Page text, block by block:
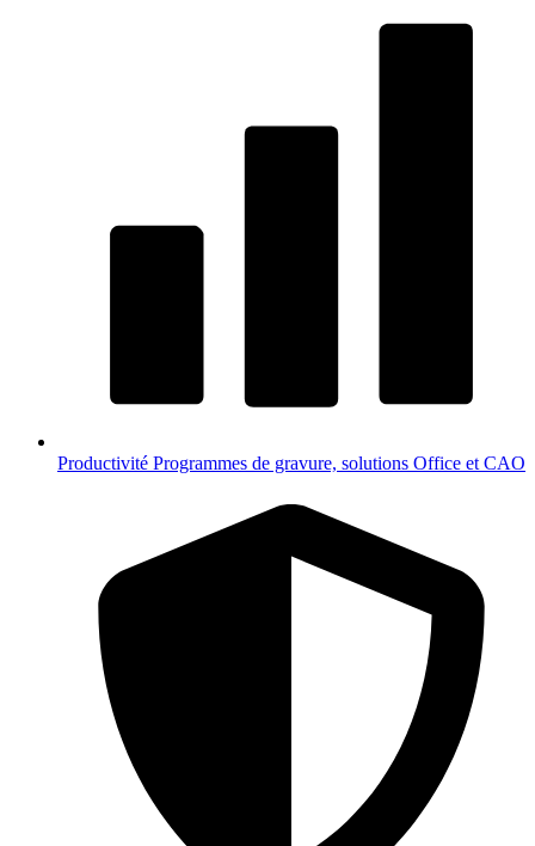
Productivité Programmes de gravure, solutions Office et CAO